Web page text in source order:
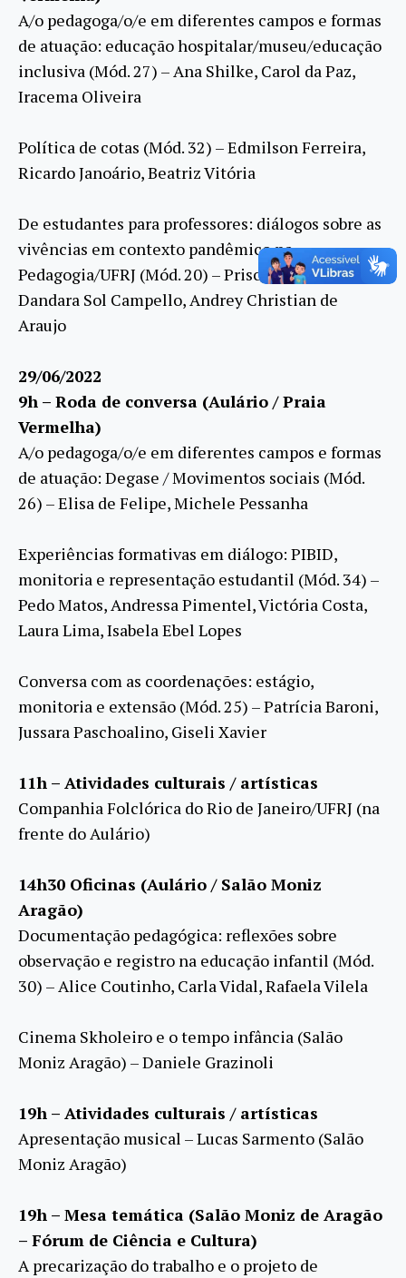
A/o pedagoga/o/e em diferentes campos e formas
de atuação: educação hospitalar/museu/educação
inclusiva (Mód. 27) – Ana Shilke, Carol da Paz,
Iracema Oliveira
Política de cotas (Mód. 32) – Edmilson Ferreira,
Ricardo Janoário, Beatriz Vitória
De estudantes para professores: diálogos sobre as
vivências em contexto pandêmico na
Pedagogia/UFRJ (Mód. 20) – Priscila Cordeiro,
Dandara Sol Campello, Andrey Christian de
Araujo
29/06/2022
9h – Roda de conversa (Aulário / Praia
Vermelha)
A/o pedagoga/o/e em diferentes campos e formas
de atuação: Degase / Movimentos sociais (Mód.
26) – Elisa de Felipe, Michele Pessanha
Experiências formativas em diálogo: PIBID,
monitoria e representação estudantil (Mód. 34) –
Pedo Matos, Andressa Pimentel, Victória Costa,
Laura Lima, Isabela Ebel Lopes
Conversa com as coordenações: estágio,
monitoria e extensão (Mód. 25) – Patrícia Baroni,
Jussara Paschoalino, Giseli Xavier
11h – Atividades culturais / artísticas
Companhia Folclórica do Rio de Janeiro/UFRJ (na
frente do Aulário)
14h30 Oficinas (Aulário / Salão Moniz
Aragão)
Documentação pedagógica: reflexões sobre
observação e registro na educação infantil (Mód.
30) – Alice Coutinho, Carla Vidal, Rafaela Vilela
Cinema Skholeiro e o tempo infância (Salão
Moniz Aragão) – Daniele Grazinoli
19h – Atividades culturais / artísticas
Apresentação musical – Lucas Sarmento (Salão
Moniz Aragão)
19h – Mesa temática (Salão Moniz de Aragão
– Fórum de Ciência e Cultura)
A precarização do trabalho e o projeto de